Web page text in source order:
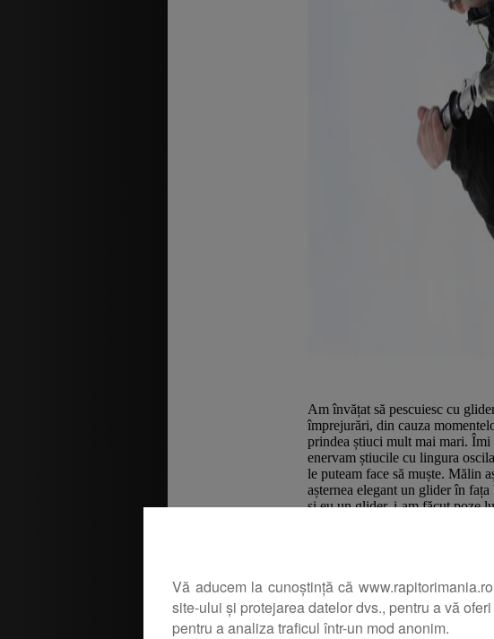
Vă aducem la cunoștință că
site-ului și protejarea datelor dvs., pentru a vă
pentru a analiza traficul într-un mod anonim.
Am învățat să pescuiesc cu
împrejurări, din cauza
prindea știuci mult mai mari. Îmi
enervam știucile cu lingura
le puteam face să muște. Mălin
așternea elegant un glider în
si eu un glider, i-am făcut poze
forma. De aici, pescuitul cu